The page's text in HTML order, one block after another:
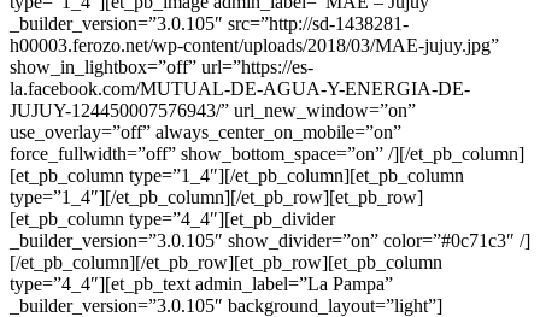
_builder_version=”3.0.105″ src=”http://sd-1438281-
h00003.ferozo.net/wp-content/uploads/2018/03/MAE-jujuy.jpg”
show_in_lightbox=”off” url=”https://es-
la.facebook.com/MUTUAL-DE-AGUA-Y-ENERGIA-DE-
JUJUY-124450007576943/” url_new_window=”on”
use_overlay=”off” always_center_on_mobile=”on”
force_fullwidth=”off” show_bottom_space=”on” /][/et_pb_column]
[et_pb_column type=”1_4″][/et_pb_column][et_pb_column
type=”1_4″][/et_pb_column][/et_pb_row][et_pb_row]
[et_pb_column type=”4_4″][et_pb_divider
_builder_version=”3.0.105″ show_divider=”on” color=”#0c71c3″ /]
[/et_pb_column][/et_pb_row][et_pb_row][et_pb_column
type=”4_4″][et_pb_text admin_label=”La Pampa”
_builder_version=”3.0.105″ background_layout=”light”]